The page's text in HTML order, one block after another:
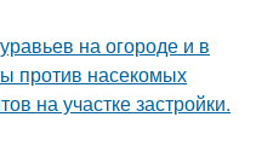
на огороде и в
против насекомых
на участке застройки.